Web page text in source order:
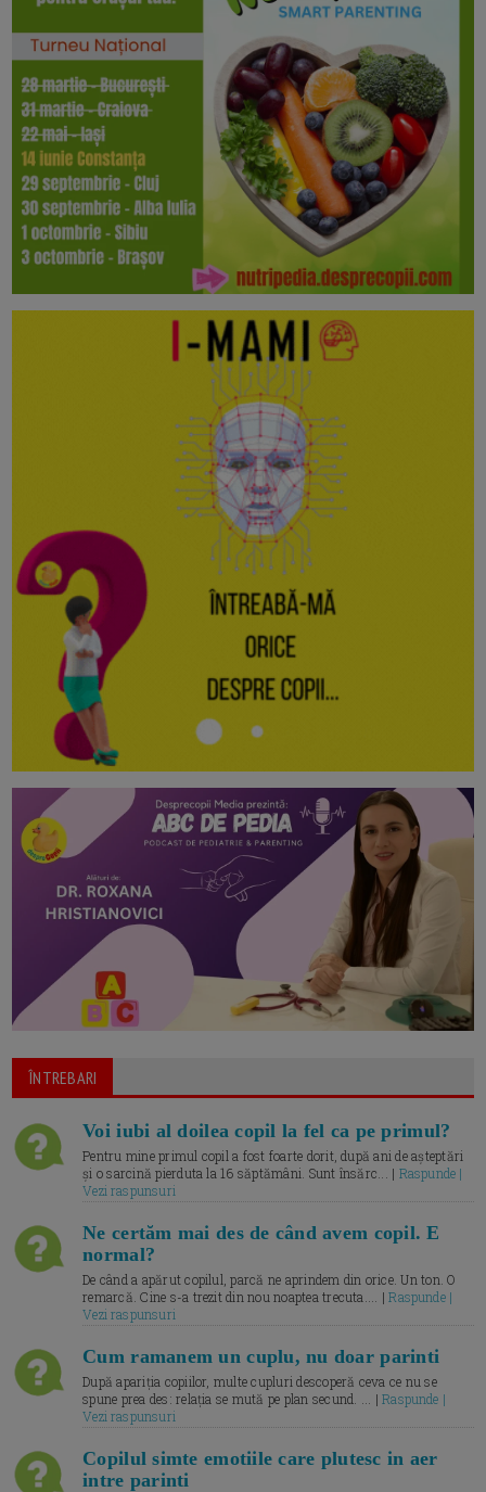
ÎNTREBARI
Voi iubi al doilea copil la fel ca pe primul?
Pentru mine primul copil a fost foarte dorit, după ani de așteptări
și o sarcină pierduta la 16 săptămâni. Sunt însărc... | Raspunde |
Vezi raspunsuri
Ne certăm mai des de când avem copil. E
normal?
De când a apărut copilul, parcă ne aprindem din orice. Un ton. O
remarcă. Cine s-a trezit din nou noaptea trecuta.... |Raspunde |
Vezi raspunsuri
Cum ramanem un cuplu, nu doar parinti
După apariția copiilor, multe cupluri descoperă ceva ce nu se
spune prea des: relația se mută pe plan secund. ... |Raspunde |
Vezi raspunsuri
Copilul simte emotiile care plutesc in aer
intre parinti